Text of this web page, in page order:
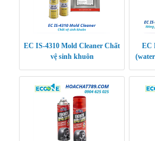
EC IS-4310 Mold Cleaner Chất
vệ sinh khuôn
EC